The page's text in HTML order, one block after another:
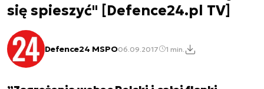
się spieszyć" [Defence24.pl TV]
Defence24 MSPO06.09.2017 1 min.